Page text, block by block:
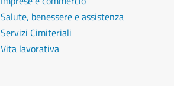
Salute, benessere e assistenza
Servizi Cimiteriali
Vita lavorativa